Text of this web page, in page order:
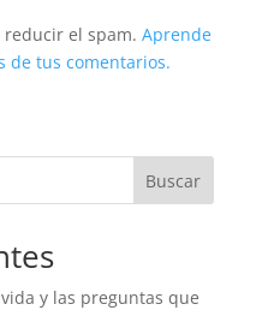
reducir el spam. Aprende
de tus comentarios.
Buscar
y las preguntas que